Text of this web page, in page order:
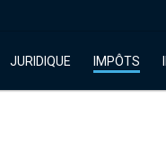
JURIDIQUE IMPÔTS